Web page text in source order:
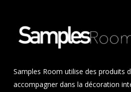
Samples Room utilise des produits
accompagner dans la décoration